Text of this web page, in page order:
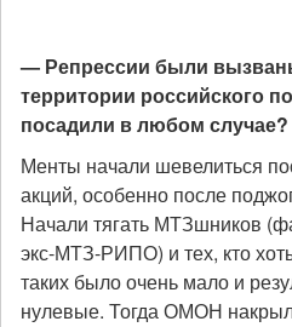
— Репрессии были
территории российского
посадили в любом случае?
Менты начали шевелиться
акций, особенно после
Начали тягать МТЗшников
экс-МТЗ-РИПО) и тех, кто
таких было очень мало и
нулевые. Тогда ОМОН